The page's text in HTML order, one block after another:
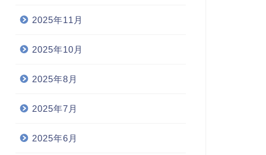
2025年11月
2025年10月
2025年8月
2025年7月
2025年6月